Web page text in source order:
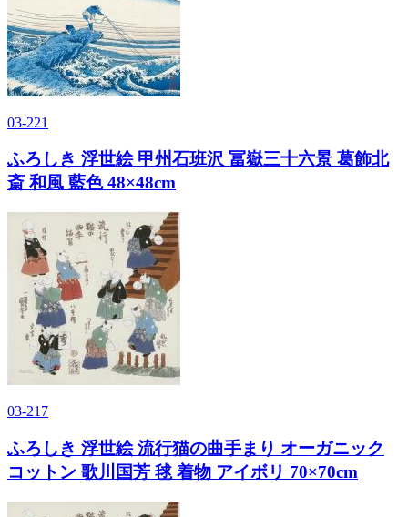
03-221
ふろしき 浮世絵 甲州石班沢 冨嶽三十六景 葛飾北
斎 和風 藍色 48×48cm
03-217
ふろしき 浮世絵 流行猫の曲手まり オーガニック
コットン 歌川国芳 毬 着物 アイボリ 70×70cm